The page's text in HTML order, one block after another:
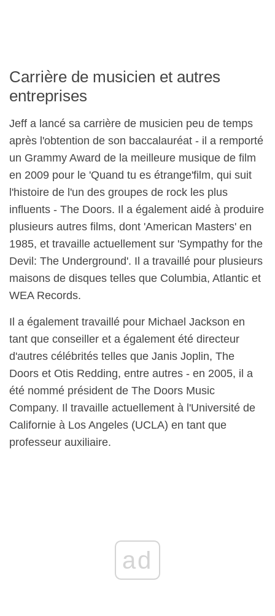
Carrière de musicien et autres
entreprises
Jeff a lancé sa carrière de musicien peu de temps
après l'obtention de son baccalauréat - il a remporté
un Grammy Award de la meilleure musique de film
en 2009 pour le 'Quand tu es étrange'film, qui suit
l'histoire de l'un des groupes de rock les plus
influents - The Doors. Il a également aidé à produire
plusieurs autres films, dont 'American Masters' en
1985, et travaille actuellement sur 'Sympathy for the
Devil: The Underground'. Il a travaillé pour plusieurs
maisons de disques telles que Columbia, Atlantic et
WEA Records.
Il a également travaillé pour Michael Jackson en
tant que conseiller et a également été directeur
d'autres célébrités telles que Janis Joplin, The
Doors et Otis Redding, entre autres - en 2005, il a
été nommé président de The Doors Music
Company. Il travaille actuellement à l'Université de
Californie à Los Angeles (UCLA) en tant que
professeur auxiliaire.
ad